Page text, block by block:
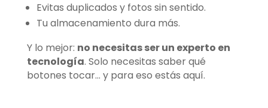
Evitas duplicados y fotos sin sentido.
Tu almacenamiento dura más.
Y lo mejor: no necesitas ser un experto en
tecnología. Solo necesitas saber qué
botones tocar… y para eso estás aquí.